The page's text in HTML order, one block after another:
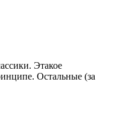
Этакое
Остальные (за